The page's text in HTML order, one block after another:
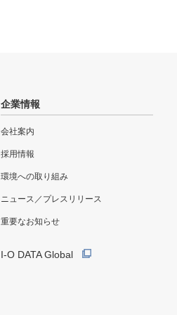
企業情報
会社案内
採用情報
環境への取り組み
ニュース／プレスリリース
重要なお知らせ
I-O DATA Global